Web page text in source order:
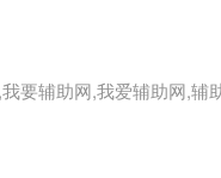
要辅助网,我爱辅助网,